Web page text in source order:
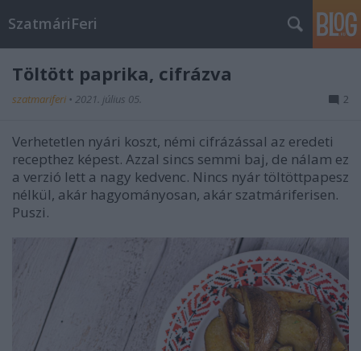
SzatmáriFeri
Töltött paprika, cifrázva
szatmariferi • 2021. július 05. 2
Verhetetlen nyári koszt, némi cifrázással az eredeti
recepthez képest. Azzal sincs semmi baj, de nálam ez
a verzió lett a nagy kedvenc. Nincs nyár töltöttpapesz
nélkül, akár hagyományosan, akár szatmáriferisen.
Puszi.